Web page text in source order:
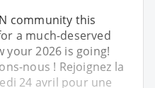
community this
a much-deserved
your 2026 is going!
nous ! Rejoignez la
24 avril pour une